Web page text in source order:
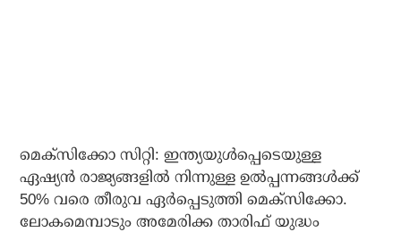
മെക്സിക്കോ സിറ്റി: ഇന്ത്യയുൾപ്പെടെയുള്ള
ഏഷ്യൻ രാജ്യങ്ങളിൽ നിന്നുള്ള ഉൽപ്പന്നങ്ങൾക്ക്
50% വരെ തീരുവ ഏർപ്പെടുത്തി മെക്സിക്കോ.
ലോകമെമ്പാടും അമേരിക്ക താരിഫ് യുദ്ധം